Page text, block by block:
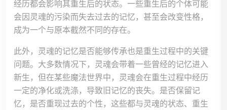
经历都会影响其重生后的状态。一些重生后的个体可能
会因灵魂的污染而失去过去的记忆，甚至会改变性格，
成为一个与原本截然不同的存在。
此外，灵魂的记忆是否能够传承也是重生过程中的关键
问题。大多数情况下，灵魂会带着一些曾经的记忆进入
新生，但在某些魔法世界中，灵魂会在重生过程中经历
一定的净化或洗涤，导致旧记忆的丧失。是否保留记
忆，是否重现过去的个性，这些都与灵魂的状态、重生